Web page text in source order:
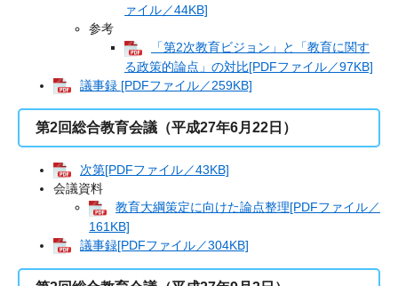
ァイル／44KB]
参考
「第2次教育ビジョン」と「教育に関す
る政策的論点」の対比[PDFファイル／97KB]
議事録 [PDFファイル／259KB]
第2回総合教育会議（平成27年6月22日）
次第[PDFファイル／43KB]
会議資料
教育大綱策定に向けた論点整理[PDFファイル／
161KB]
議事録[PDFファイル／304KB]